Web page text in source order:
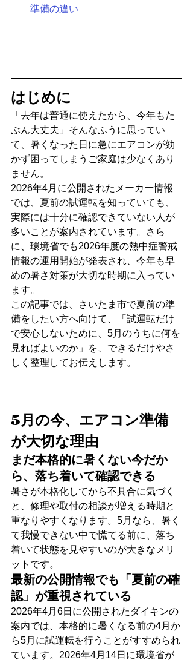
準備の違い
はじめに
「去年は普通に使えたから、今年もた
ぶん大丈夫」そんなふうに思ってい
て、暑くなった日に急にエアコンが効
かず困ってしまうご家庭は少なくあり
ません。
2026年4月に公開されたメーカー情報
では、夏前の試運転を知っていても、
実際には十分に確認できていない人が
多いことが案内されています。さら
に、環境省でも2026年度の熱中症警戒
情報の運用開始が発表され、今年も早
めの暑さ対策が大切な時期に入ってい
ます。
この記事では、さいたま市で夏前の準
備をしたい方へ向けて、「試運転だけ
で安心しないために、5月のうちに何を
見ればよいのか」を、できるだけやさ
しく整理してお伝えします。
5月の今、エアコン準備
が大切な理由
まだ本格的に暑くない今だか
ら、落ち着いて確認できる
暑さが本格化してから不具合に気づく
と、修理や取付の相談が増える時期と
重なりやすくなります。5月なら、暑く
て我慢できない中で慌てる前に、落ち
着いて状態を見やすいのが大きなメリ
ットです。
最新の公開情報でも「夏前の確
認」が重視されている
2026年4月6日に公開されたダイキンの
案内では、本格的に暑くなる前の4月か
ら5月に試運転を行うことがすすめられ
ています。2026年4月14日に環境省が